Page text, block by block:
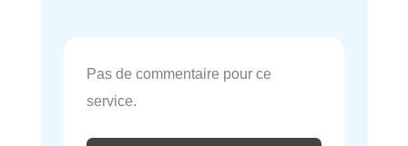
Pas de commentaire pour ce
service.